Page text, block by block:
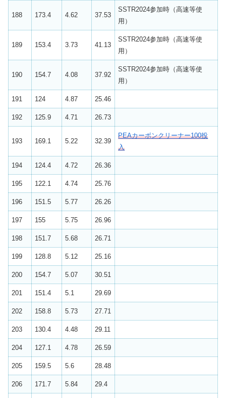
188 173.4 4.62 37.53
SSTR2024参加時（高速等使
用）
189 153.4 3.73 41.13
SSTR2024参加時（高速等使
用）
190 154.7 4.08 37.92
SSTR2024参加時（高速等使
用）
191 124 4.87 25.46
192 125.9 4.71 26.73
193 169.1 5.22 32.39
PEAカーボンクリーナー100投
入
194 124.4 4.72 26.36
195 122.1 4.74 25.76
196 151.5 5.77 26.26
197 155 5.75 26.96
198 151.7 5.68 26.71
199 128.8 5.12 25.16
200 154.7 5.07 30.51
201 151.4 5.1 29.69
202 158.8 5.73 27.71
203 130.4 4.48 29.11
204 127.1 4.78 26.59
205 159.5 5.6 28.48
206 171.7 5.84 29.4